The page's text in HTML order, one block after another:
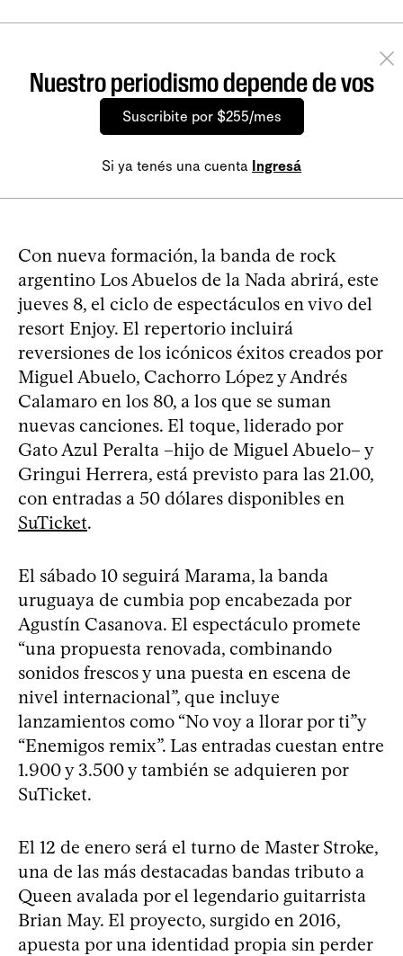
Nuestro periodismo depende de vos
Suscribite por $255/mes
Si ya tenés una cuenta Ingresá
Con nueva formación, la banda de rock
argentino Los Abuelos de la Nada abrirá, este
jueves 8, el ciclo de espectáculos en vivo del
resort Enjoy. El repertorio incluirá
reversiones de los icónicos éxitos creados por
Miguel Abuelo, Cachorro López y Andrés
Calamaro en los 80, a los que se suman
nuevas canciones. El toque, liderado por
Gato Azul Peralta –hijo de Miguel Abuelo– y
Gringui Herrera, está previsto para las 21.00,
con entradas a 50 dólares disponibles en
SuTicket.
El sábado 10 seguirá Marama, la banda
uruguaya de cumbia pop encabezada por
Agustín Casanova. El espectáculo promete
“una propuesta renovada, combinando
sonidos frescos y una puesta en escena de
nivel internacional”, que incluye
lanzamientos como “No voy a llorar por ti”y
“Enemigos remix”. Las entradas cuestan entre
1.900 y 3.500 y también se adquieren por
SuTicket.
El 12 de enero será el turno de Master Stroke,
una de las más destacadas bandas tributo a
Queen avalada por el legendario guitarrista
Brian May. El proyecto, surgido en 2016,
apuesta por una identidad propia sin perder